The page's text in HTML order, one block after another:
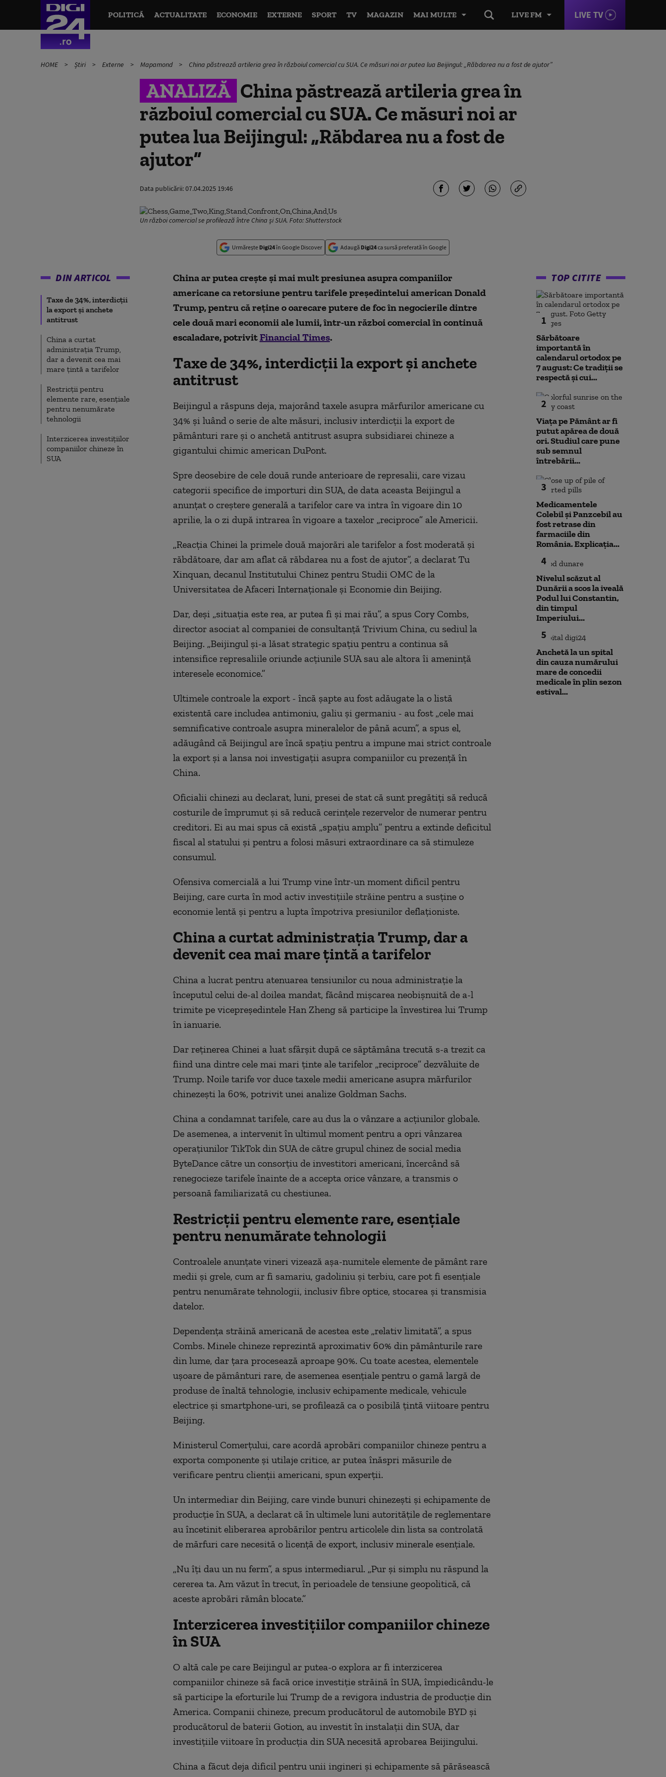
LIVE FM LIVE TV
POLITICĂ ACTUALITATE ECONOMIE EXTERNE SPORT TV MAGAZIN MAI MULTE
HOME Știri Externe Mapamond China păstrează artileria grea în războiul comercial cu SUA. Ce măsuri noi ar putea lua Beijingul: „Răbdarea nu a fost de ajutor”
ANALIZĂ China păstrează artileria grea în
războiul comercial cu SUA. Ce măsuri noi ar
putea lua Beijingul: „Răbdarea nu a fost de
ajutor”
Data publicării:07.04.2025 19:46
Un război comercial se profilează între China și SUA. Foto: Shutterstock
Urmărește Digi24în Google Discover Adaugă Digi24ca sursă preferată în Google
DIN ARTICOL
Taxe de 34%, interdicții
la export și anchete
antitrust
China a curtat
administrația Trump,
dar a devenit cea mai
mare țintă a tarifelor
Restricții pentru
elemente rare, esențiale
pentru nenumărate
tehnologii
Interzicerea investițiilor
companiilor chineze în
SUA
China ar putea crește și mai mult presiunea asupra companiilor
americane caretorsiune pentru tarifele președintelui american Donald
Trump,pentru căreține o oarecare putere de foc în negocierile dintre
cele două marieconomii ale lumii, într-un război comercial în continuă
escaladare,potrivitFinancial Times.
Taxe de 34%, interdicții la export și anchete
antitrust
Beijingul a răspuns deja, majorând taxele asupra mărfurilor americane cu
34% și luând o serie de alte măsuri, inclusiv interdicții laexport de
pământuri rare și o anchetă antitrust asupra subsidiarei chineze a
gigantului chimic american DuPont.
Spre deosebire de cele două runde anterioare de represalii, care vizau
categorii specifice de importuri din SUA, de data aceasta Beijingul a
anunțat o creștere generală a tarifelor care va intra în vigoare din 10
aprilie, la o zi după intrarea în vigoare a taxelor „reciproce” ale Americii.
„Reacția Chinei la primele două majorări ale tarifelor a fost moderată și
răbdătoare, dar am aflat că răbdarea nu a fost de ajutor”, a declarat Tu
Xinquan, decanul Institutului Chinez pentru Studii OMC de la
Universitatea de Afaceri Internaționale și Economie din Beijing.
Dar, deși „situația este rea, ar putea fi și mai rău”, a spus Cory Combs,
director asociat al companiei de consultanță Trivium China, cu sediul la
Beijing. „Beijingul și-a lăsat strategic spațiu pentru a continua să
intensifice represaliile oriunde acțiunile SUA sau ale altora îi amenință
interesele economice.”
Ultimele controale la export - încă șapte au fost adăugate la o listă
existentă care includea antimoniu, galiu și germaniu - au fost „cele mai
semnificative controale asupra mineralelor de până acum”, a spus el,
adăugând că Beijingul are încă spațiu pentru a impune mai strict controale
la export și a lansa noi investigații asupra companiilor cu prezență în
China.
Oficialii chinezi au declarat, luni, presei de stat că sunt pregătiți să reducă
costurile de împrumut și să reducă cerințele rezervelor de numerar pentru
creditori. Ei au mai spus că există „spațiu amplu” pentru a extinde deficitul
fiscal al statului și pentru a folosi măsuri extraordinare ca să stimuleze
consumul.
Ofensiva comercială a lui Trump vine într-un moment dificil pentru
Beijing, care curta în mod activ investițiile străine pentru a susține o
economie lentăși pentru a lupta împotriva presiunilor deflaționiste.
China a curtat administrația Trump, dar a
devenit cea mai mare țintă a tarifelor
China a lucrat pentru atenuarea tensiunilor cu noua administrație la
începutul celui de-al doilea mandat, făcând mișcarea neobișnuită de a-l
trimite pe vicepreședintele Han Zheng să participe la învestirea lui Trump
în ianuarie.
Dar reținerea Chinei a luat sfârșit după ce săptămâna trecută s-a trezit ca
fiind una dintre cele mai mari ținte ale tarifelor „reciproce” dezvăluite de
Trump. Noile tarife vor duce taxele medii americane asupra mărfurilor
chinezești la 60%, potrivit unei analize Goldman Sachs.
China a condamnat tarifele, care au dus la o vânzare a acțiunilorglobale.
De asemenea, a intervenit în ultimul moment pentru a opri vânzarea
operațiunilor TikTok din SUA de către grupul chinez de social media
ByteDance către un consorțiu de investitori americani, încercând să
renegocieze tarifele înainte de a accepta orice vânzare, a transmis o
persoană familiarizată cu chestiunea.
Restricții pentru elemente rare, esențiale
pentru nenumărate tehnologii
Controalele anunțate vineri vizează așa-numitele elemente de pământ rare
medii și grele, cum ar fi samariu, gadoliniu și terbiu, care pot fi esențiale
pentru nenumărate tehnologii, inclusiv fibre optice, stocarea și transmisia
datelor.
Dependența străină americană de acestea este „relativ limitată”, a spus
Combs. Minele chineze reprezintă aproximativ 60% din pământurile rare
din lume, dar țara procesează aproape 90%. Cu toate acestea, elementele
ușoare de pământuri rare, de asemenea esențiale pentru o gamă largă de
produse de înaltă tehnologie, inclusiv echipamente medicale, vehicule
electrice și smartphone-uri, se profilează ca o posibilă țintă viitoare pentru
Beijing.
Ministerul Comerțului, care acordă aprobări companiilor chineze pentru a
exporta componente și utilaje critice, ar putea înăspri măsurile de
verificare pentru clienții americani, spun experții.
Un intermediar din Beijing, care vinde bunuri chinezești și echipamente de
producție în SUA, a declarat că în ultimele luni autoritățile de reglementare
au încetinit​​eliberarea aprobărilor pentru articolele din lista sa controlată
de mărfuri care necesită o licență de export, inclusiv minerale esențiale.
„Nu îțidau un nu ferm”, a spus intermediarul. „Pur și simplu nu răspund la
cererea ta. Am văzut în trecut, în perioadele de tensiune geopolitică, că
aceste aprobări rămân blocate.”
Interzicerea investițiilor companiilor chineze
în SUA
O altă cale pe care Beijingul ar putea-o explora ar fi interzicerea
companiilor chineze să facă orice investiție străină în SUA, împiedicându-le
să participe la eforturile lui Trump de a revigora industria de producție din
America. Companii chineze, precum producătorul de automobile BYD și
producătorul de baterii Gotion, au investit în instalațiidin SUA, dar
investițiile viitoare în producția din SUA necesită aprobarea Beijingului.
China a făcut deja dificil pentru unii ingineri și echipamente să părăsească
TOP CITITE
1
Sărbătoare
importantă în
calendarul ortodox pe
7 august: Ce tradiții se
respectă și cui...
2
Viața pe Pământ ar fi
putut apărea de două
ori. Studiul care pune
sub semnul
întrebării...
3
Medicamentele
Colebil și Panzcebil au
fost retrase din
farmaciile din
România. Explicația...
4
Nivelul scăzut al
Dunării a scos la iveală
Podul lui Constantin,
din timpul
Imperiului...
5
Anchetă la un spital
din cauza numărului
mare de concedii
medicale în plin sezon
estival...